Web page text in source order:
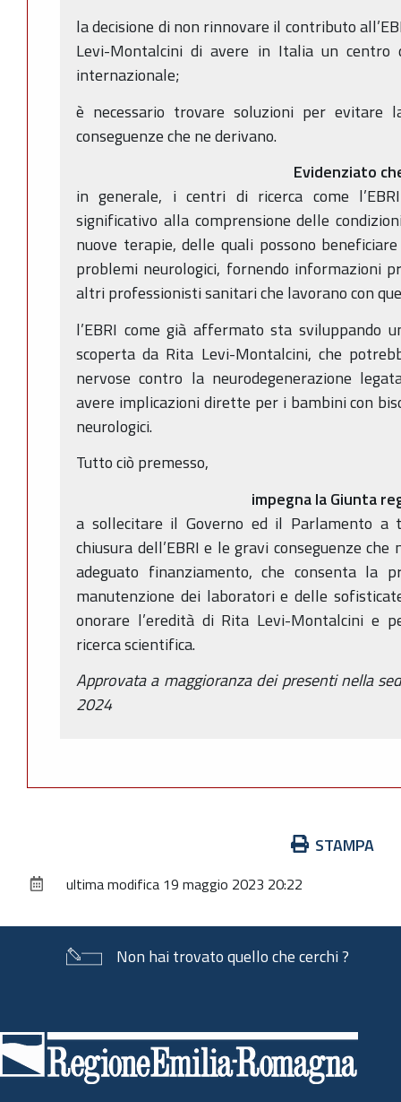
la decisione di non rinnovare il contributo
Levi-Montalcini di avere in Italia un
internazionale;
è necessario trovare soluzioni per evitare
conseguenze che ne derivano.
Evidenziato
in generale, i centri di ricerca come
significativo alla comprensione delle
nuove terapie, delle quali possono
problemi neurologici, fornendo informazioni
altri professionisti sanitari che lavorano con
l’EBRI come già affermato sta sviluppando
scoperta da Rita Levi-Montalcini, che
nervose contro la neurodegenerazione
avere implicazioni dirette per i bambini con
neurologici.
Tutto ciò premesso,
impegna la Giunta
a sollecitare il Governo ed il Parlamento a
chiusura dell’EBRI e le gravi conseguenze
adeguato finanziamento, che consenta la
manutenzione dei laboratori e delle
onorare l’eredità di Rita Levi-Montalcini e
ricerca scientifica.
Approvata a maggioranza dei presenti nella
2024
documento
STAMPA
ultima modifica 19 maggio 2023 20:22
Non hai trovato quello che cerchi ?
di
pagina